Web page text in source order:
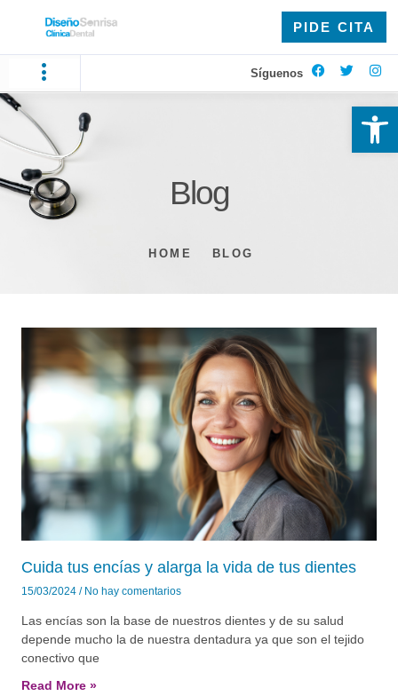
PIDE CITA
Síguenos
Blog
HOME BLOG
Cuida tus encías y alarga la vida de tus dientes
15/03/2024 No hay comentarios
Las encías son la base de nuestros dientes y de su salud
depende mucho la de nuestra dentadura ya que son el tejido
conectivo que
Read More »